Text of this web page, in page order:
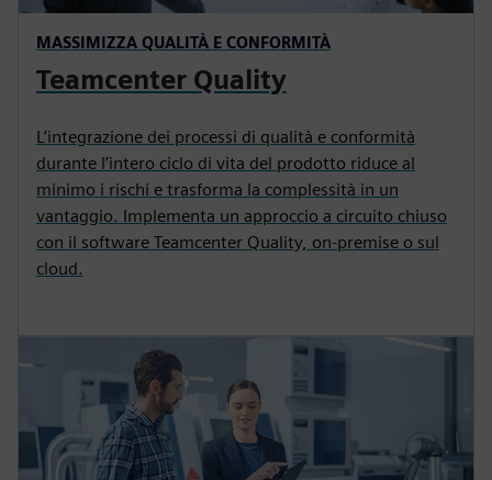
MASSIMIZZA QUALITÀ E CONFORMITÀ
Teamcenter Quality
L’integrazione dei processi di qualità e conformità
durante l’intero ciclo di vita del prodotto riduce al
minimo i rischi e trasforma la complessità in un
vantaggio. Implementa un approccio a circuito chiuso
con il software Teamcenter Quality, on-premise o sul
cloud.